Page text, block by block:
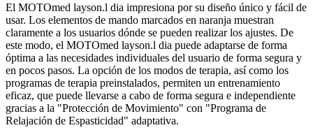
El MOTOmed layson.l dia impresiona por su diseño único y fácil de
usar. Los elementos de mando marcados en naranja muestran
claramente a los usuarios dónde se pueden realizar los ajustes. De
este modo, el MOTOmed layson.l dia puede adaptarse de forma
óptima a las necesidades individuales del usuario de forma segura y
en pocos pasos. La opción de los modos de terapia, así como los
programas de terapia preinstalados, permiten un entrenamiento
eficaz, que puede llevarse a cabo de forma segura e independiente
gracias a la "Protección de Movimiento" con "Programa de
Relajación de Espasticidad" adaptativa.